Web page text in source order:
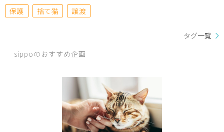
保護
捨て猫 譲渡
タグ一覧
sippoのおすすめ企画